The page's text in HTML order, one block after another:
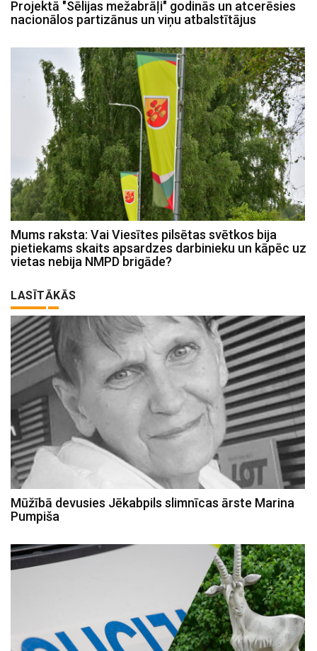
Projektā "Sēlijas mežabrāļi" godinās un atcerēsies
nacionālos partizānus un viņu atbalstītājus
Mums raksta: Vai Viesītes pilsētas svētkos bija
pietiekams skaits apsardzes darbinieku un kāpēc uz
vietas nebija NMPD brigāde?
LASĪTĀKĀS
Mūžībā devusies Jēkabpils slimnīcas ārste Marina
Pumpiša